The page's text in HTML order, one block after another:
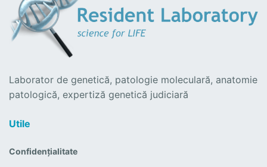
Laborator de genetică, patologie moleculară, anatomie
patologică, expertiză genetică judiciară
Utile
Confidențialitate